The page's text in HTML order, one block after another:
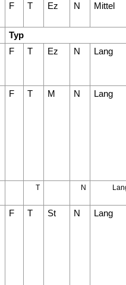
F T Ez N Mittel
Typ
F T Ez N Lang
F T M N Lang
T N
F T St N Lang